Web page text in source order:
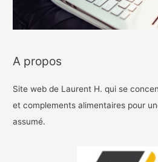
A propos
Site web de Laurent H. qui se
et complements alimentaires pour
assumé.